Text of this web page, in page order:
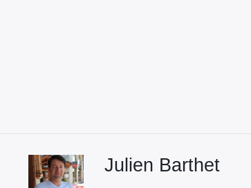
Julien Barthet